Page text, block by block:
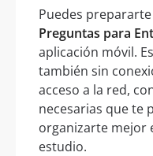
Puedes
Preguntas para
aplicación móvil.
también sin
acceso a la red,
necesarias que te
organizarte mejor
estudio.